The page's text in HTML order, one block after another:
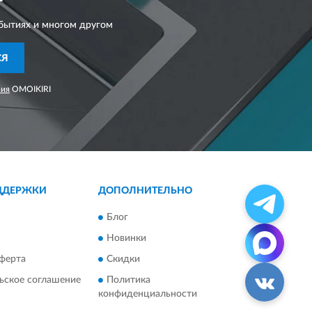
и многом другом
OMOIKIRI
соглашение
ДОПОЛНИТЕЛЬНО
Блог
Новинки
Скидки
Политика
конфиденциальности